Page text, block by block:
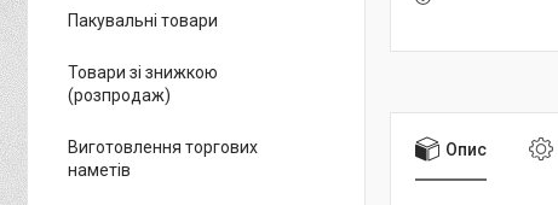
Опис
Пакувальні товари
Товари зі знижкою
(розпродаж)
Виготовлення торгових
наметів